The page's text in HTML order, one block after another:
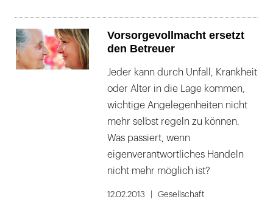
Vorsorgevollmacht ersetzt
den Betreuer
Jeder kann durch Unfall, Krankheit
oder Alter in die Lage kommen,
wichtige Angelegenheiten nicht
mehr selbst regeln zu können.
Was passiert, wenn
eigenverantwortliches Handeln
nicht mehr möglich ist?
12.02.2013 Gesellschaft